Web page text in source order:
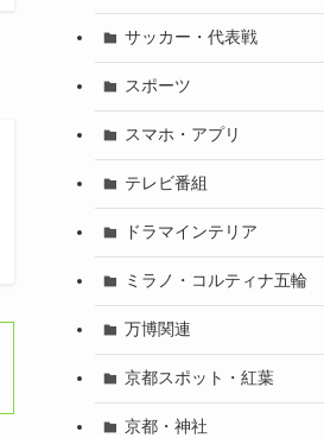
サッカー・代表戦
スポーツ
スマホ・アプリ
テレビ番組
ドラマインテリア
ミラノ・コルティナ五輪
万博関連
京都スポット・紅葉
京都・神社